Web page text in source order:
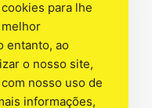
para lhe
entanto, ao
o nosso site,
nosso uso de
informações,